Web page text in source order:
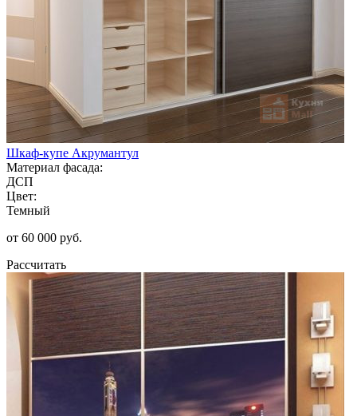
Шкаф-купе Акрумантул
Материал фасада:
ДСП
Цвет:
Темный
от 60 000 руб.
Рассчитать